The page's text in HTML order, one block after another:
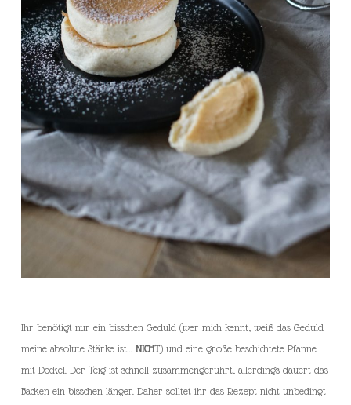
Ihr benötigt nur ein bisschen Geduld (wer mich kennt, weiß das Geduld
meine absolute Stärke ist… NICHT) und eine große beschichtete Pfanne
mit Deckel. Der Teig ist schnell zusammengerührt, allerdings dauert das
Backen ein bisschen länger. Daher solltet ihr das Rezept nicht unbedingt